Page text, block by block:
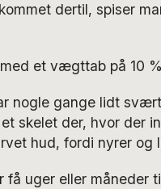
dertil, spiser
et vægttab på 10
nogle gange lidt
skelet der, hvor der
hud, fordi nyrer og
uger eller måneder